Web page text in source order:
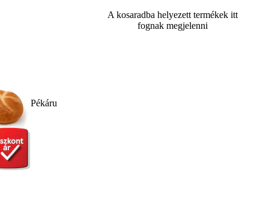
Pékáru
A kosaradba helyezett termékek itt
fognak megjelenni